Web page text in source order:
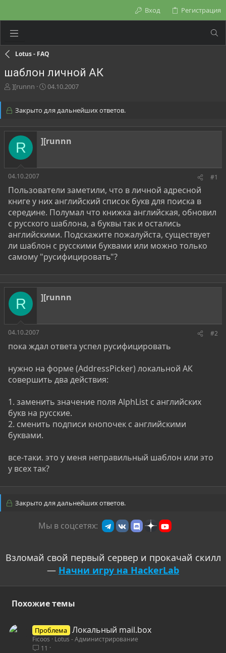
Вход Регистрация
Lotus - FAQ
шаблон личной АК
А
о
т
е
ы
][runnn
Д
а
а
ч
а
04.10.2007
Закрыто для дальнейших ответов.
R ][runnn
04.10.2007 #1
Пользователи заметили, что в личной адресной
книге у них английский список букв для поиска в
середине. Полумал что книжка английская, обновил
с русского шаблона, а буквы так и остались
английскими. Подскажите пожалуйста, существует
ли шаблон с русскими буквами или можно только
самому "русифицировать"?
R ][runnn
04.10.2007 #2
пока ждал ответа успел русифицировать
нужно на форме (AddressPicker) локальной АК
совершить два действия:
1. заменить значение поля AlphList с английских
букв на русские.
2. сменить подписи кнопочек с английскими
буквами.
все-таки. это у меня неправильный шаблон или это
у всех так?
Закрыто для дальнейших ответов.
Мы в соцсетях:
Взломай свой первый сервер и прокачай скилл
— Начни игру на HackerLab
Похожие темы
Проблема Локальный mail.box
Ficoos
Lotus - Администрирование
11